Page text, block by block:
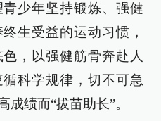
少年坚持锻炼、强健
生受益的运动习惯，
，以强健筋骨奔赴人
科学规律，切不可急
绩而“拔苗助长”。